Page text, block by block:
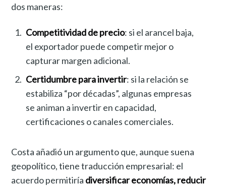
dos maneras:
Competitividad de precio: si el arancel baja,
el exportador puede competir mejor o
capturar margen adicional.
Certidumbre para invertir: si la relación se
estabiliza “por décadas”, algunas empresas
se animan a invertir en capacidad,
certificaciones o canales comerciales.
Costa añadió un argumento que, aunque suena
geopolítico, tiene traducción empresarial: el
acuerdo permitiría diversificar economías, reducir